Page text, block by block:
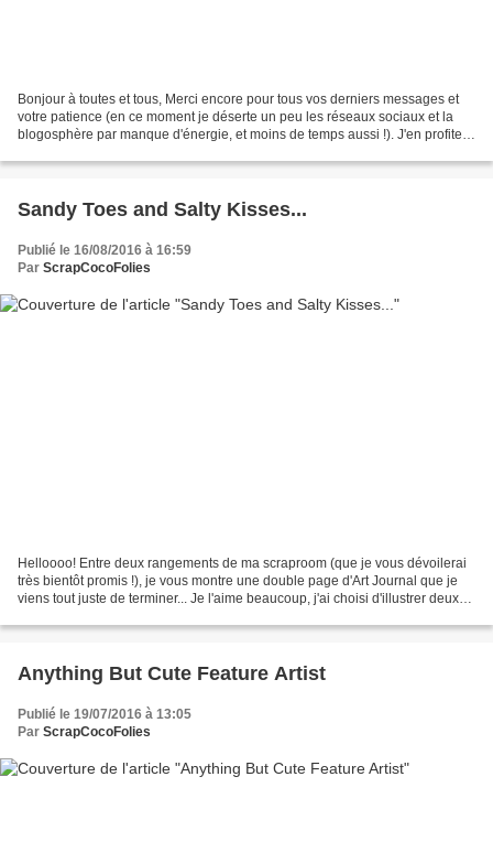
Bonjour à toutes et tous, Merci encore pour tous vos derniers messages et
votre patience (en ce moment je déserte un peu les réseaux sociaux et la
blogosphère par manque d'énergie, et moins de temps aussi !). J'en profite
Sandy Toes and Salty Kisses...
Publié le 16/08/2016 à 16:59
Par ScrapCocoFolies
Helloooo! Entre deux rangements de ma scraproom (que je vous dévoilerai
très bientôt promis !), je vous montre une double page d'Art Journal que je
viens tout juste de terminer... Je l'aime beaucoup, j'ai choisi d'illustrer deux
Anything But Cute Feature Artist
Publié le 19/07/2016 à 13:05
Par ScrapCocoFolies